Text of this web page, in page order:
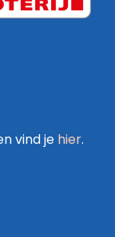
vind je hier.